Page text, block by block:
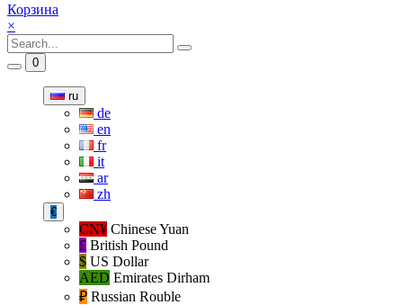
Корзина
×
0
ru
de
en
fr
it
ar
zh
€
CN¥ Chinese Yuan
£ British Pound
$ US Dollar
AED Emirates Dirham
₽‎ Russian Rouble